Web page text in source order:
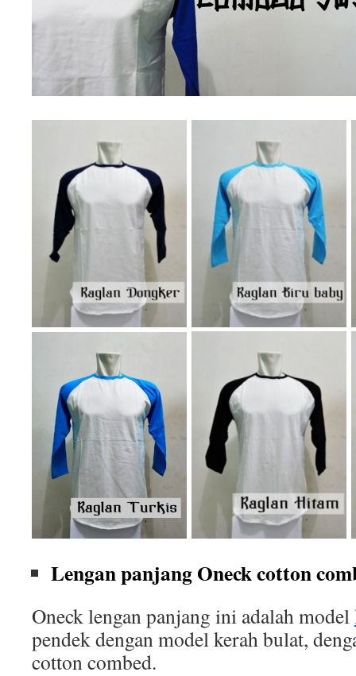
Lengan panjang Oneck cotton
Oneck lengan panjang ini adalah model
pendek dengan model kerah bulat,
cotton combed.